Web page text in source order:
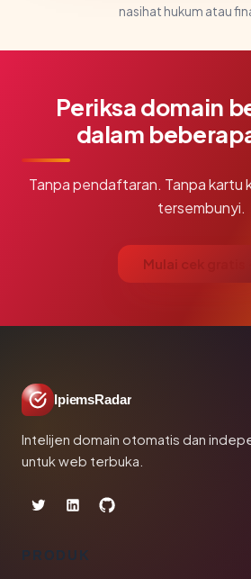
nasihat hukum atau
Periksa domain
dalam
Tanpa pendaftaran. Tanpa kartu
tersembunyi.
Mulai cek gratis
IpiemsRadar
Intelijen domain otomatis dan
untuk web terbuka.
PRODUK